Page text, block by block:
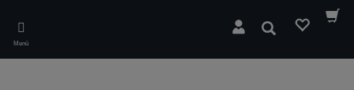
main
content
Menü
Suchen